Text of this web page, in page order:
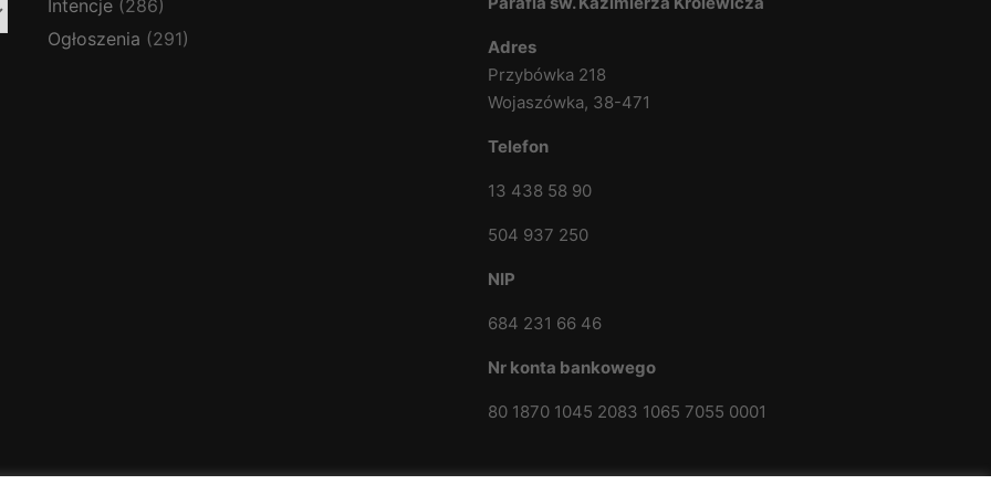
Intencje(286)
Ogłoszenia (291)
Adres
Przybówka 218
Wojaszówka, 38-471
Telefon
13 438 58 90
504 937 250
NIP
684 231 66 46
Nr konta bankowego
80 1870 1045 2083 1065 7055 0001